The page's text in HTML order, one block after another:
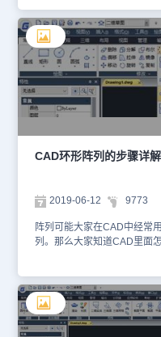
和 Y 坐标值。单击“拾取中心
提示选择对象。 使用定点设
对象”。“阵列”对话框将关闭
阵列的对象。6．在“方法”
充角度项目总数和项目间的
目数目（包括原对象），如
充角度和项目间角度，如果可
充的距离。 “项目间角度”指
充的角度”按钮和“拾取项目
充的角度和项目间角度。9．
旋转对象，请选择“复制时旋
和 Y 框中输入值，或者单击“
10．单击“确定”创建阵列。
作和掌握。感兴趣的朋友也
cad教程案例。
CAD环形阵列的步骤详解
2019-06-12 9773
阵列可能大家在CAD中经常
列。那么大家知道CAD里面
解的东西了，这里我们还是
选择框的上面选择我们的环
阵的中心点和选择对象，这
这里我们就是选择我们的圆